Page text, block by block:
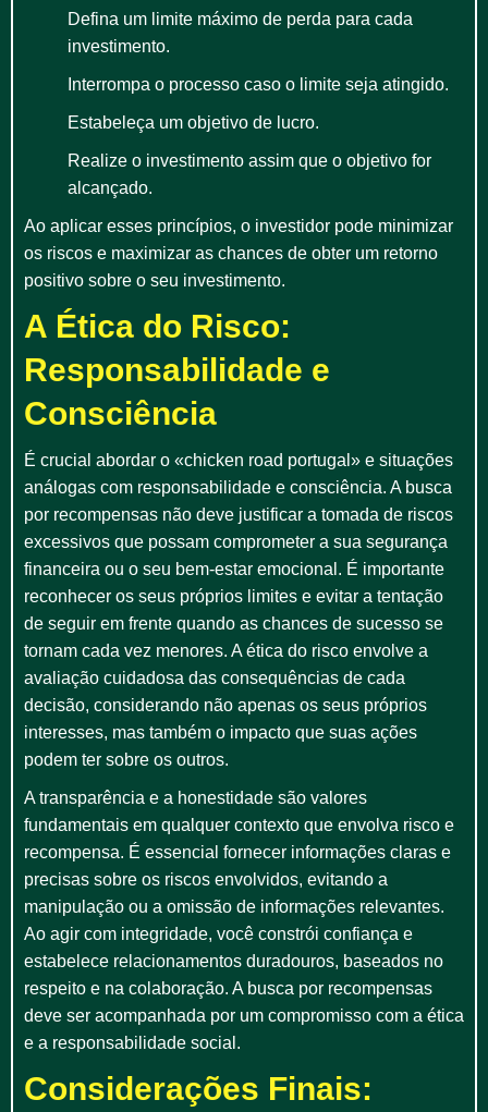
Defina um limite máximo de perda para cada
investimento.
Interrompa o processo caso o limite seja atingido.
Estabeleça um objetivo de lucro.
Realize o investimento assim que o objetivo for
alcançado.
Ao aplicar esses princípios, o investidor pode minimizar
os riscos e maximizar as chances de obter um retorno
positivo sobre o seu investimento.
A Ética do Risco:
Responsabilidade e
Consciência
É crucial abordar o «chicken road portugal» e situações
análogas com responsabilidade e consciência. A busca
por recompensas não deve justificar a tomada de riscos
excessivos que possam comprometer a sua segurança
financeira ou o seu bem-estar emocional. É importante
reconhecer os seus próprios limites e evitar a tentação
de seguir em frente quando as chances de sucesso se
tornam cada vez menores. A ética do risco envolve a
avaliação cuidadosa das consequências de cada
decisão, considerando não apenas os seus próprios
interesses, mas também o impacto que suas ações
podem ter sobre os outros.
A transparência e a honestidade são valores
fundamentais em qualquer contexto que envolva risco e
recompensa. É essencial fornecer informações claras e
precisas sobre os riscos envolvidos, evitando a
manipulação ou a omissão de informações relevantes.
Ao agir com integridade, você constrói confiança e
estabelece relacionamentos duradouros, baseados no
respeito e na colaboração. A busca por recompensas
deve ser acompanhada por um compromisso com a ética
e a responsabilidade social.
Considerações Finais: